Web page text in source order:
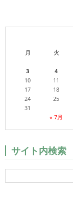
月
火
« 7月
3
4
10
11
17
18
24
25
31
サイト内検索